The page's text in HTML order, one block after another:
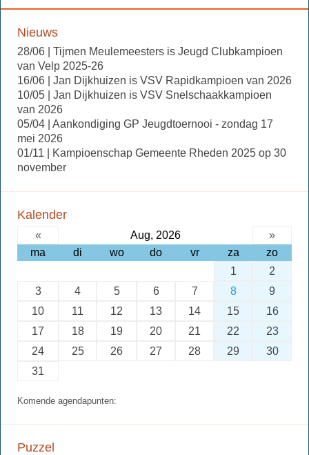
Nieuws
28/06 | Tijmen Meulemeesters is Jeugd Clubkampioen
van Velp 2025-26
16/06 | Jan Dijkhuizen is VSV Rapidkampioen van 2026
10/05 | Jan Dijkhuizen is VSV Snelschaakkampioen
van 2026
05/04 | Aankondiging GP Jeugdtoernooi - zondag 17
mei 2026
01/11 | Kampioenschap Gemeente Rheden 2025 op 30
november
Kalender
« Aug, 2026
»
ma
di wo do vr za
zo
1
2
3
4 5 6 7 8
9
10
11 12 13 14 15
16
17
18 19 20 21 22
23
24
25 26 27 28 29
30
31
Komende agendapunten:
Puzzel